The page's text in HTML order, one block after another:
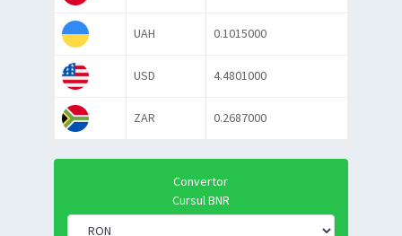
UAH 0.1015000
USD 4.4801000
ZAR 0.2687000
Convertor
Cursul BNR